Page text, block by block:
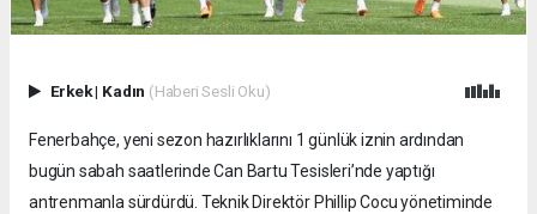
Erkek| Kadın (Haberi Sesli Oku)
Fenerbahçe, yeni sezon hazırlıklarını 1 günlük iznin ardından
bugün sabah saatlerinde Can Bartu Tesisleri’nde yaptığı
antrenmanla sürdürdü. Teknik Direktör Phillip Cocu yönetiminde